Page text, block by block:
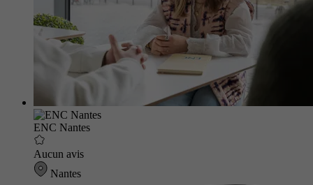
ENC Nantes
Aucun avis
Nantes